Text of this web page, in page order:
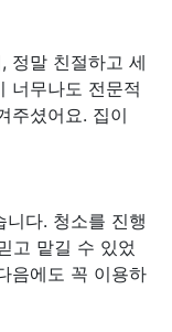
정말 친절하고 세
너무나도 전문적
주셨어요. 집이
다. 청소를 진행
고 맡길 수 있었
음에도 꼭 이용하